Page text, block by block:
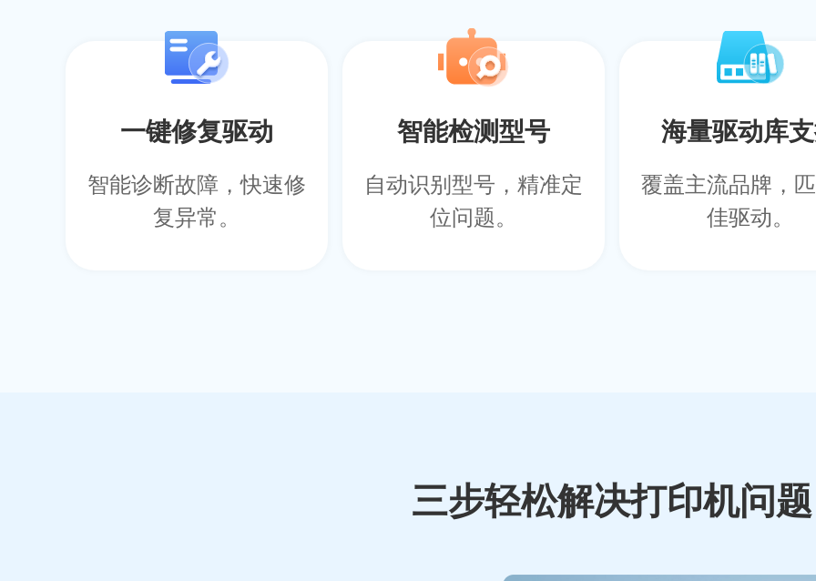
一键修复驱动
智能诊断故障，快速修
复异常。
智能检测型号
自动识别型号，精准定
位问题。
海量驱动库
覆盖主流品牌，
佳驱动。
三步轻松解决打印机问题